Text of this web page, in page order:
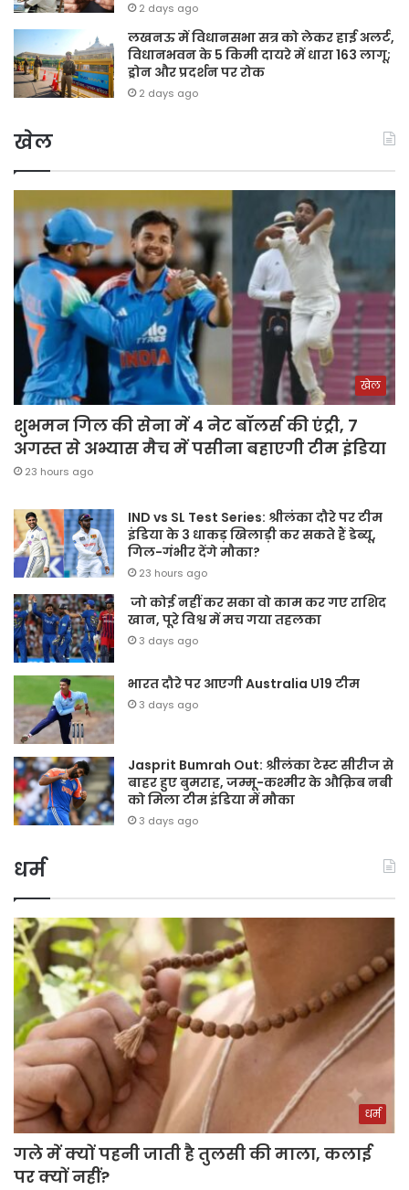
2 days ago
लखनऊ में विधानसभा सत्र को लेकर हाई अलर्ट,
विधानभवन के 5 किमी दायरे में धारा 163 लागू;
ड्रोन और प्रदर्शन पर रोक
2 days ago
खेल
खेल
शुभमन गिल की सेना में 4 नेट बॉलर्स की एंट्री, 7
अगस्त से अभ्यास मैच में पसीना बहाएगी टीम इंडिया
23 hours ago
IND vs SL Test Series: श्रीलंका दौरे पर टीम
इंडिया के 3 धाकड़ खिलाड़ी कर सकते हैं डेब्यू,
गिल-गंभीर देंगे मौका?
23 hours ago
जो कोई नहीं कर सका वो काम कर गए राशिद
खान, पूरे विश्व में मच गया तहलका
3 days ago
भारत दौरे पर आएगी Australia U19 टीम
3 days ago
Jasprit Bumrah Out: श्रीलंका टेस्ट सीरीज से
बाहर हुए बुमराह, जम्मू-कश्मीर के औक़िब नबी
को मिला टीम इंडिया में मौका
3 days ago
धर्म
धर्म
गले में क्यों पहनी जाती है तुलसी की माला, कलाई
पर क्यों नहीं?